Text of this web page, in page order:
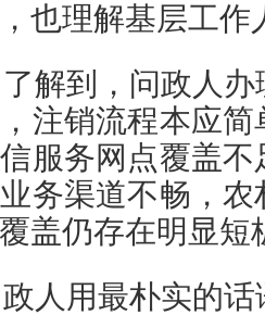
也理解基层工作
解到，问政人
注销流程本应
服务网点覆盖
务渠道不畅，
盖仍存在明显短
人用最朴实的